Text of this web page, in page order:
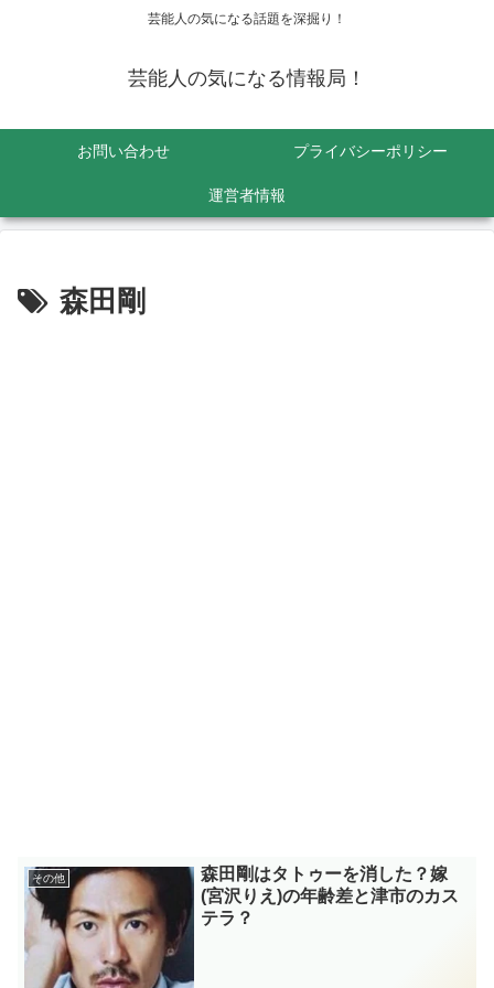
芸能人の気になる話題を深掘り！
芸能人の気になる情報局！
お問い合わせ プライバシーポリシー
運営者情報
森田剛
その他
森田剛はタトゥーを消した？嫁
(宮沢りえ)の年齢差と津市のカス
テラ？